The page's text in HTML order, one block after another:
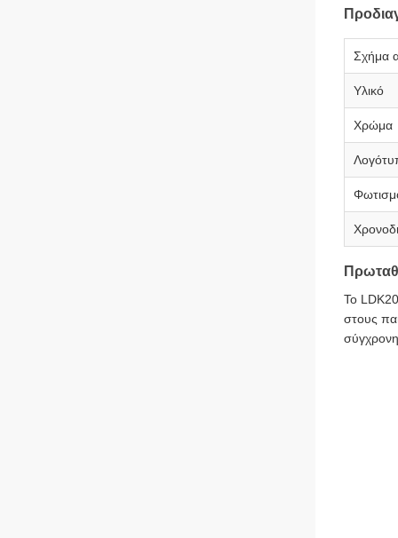
Σχήμα
Υλικό
Χρώμα
Το
στους
σύγχρονη